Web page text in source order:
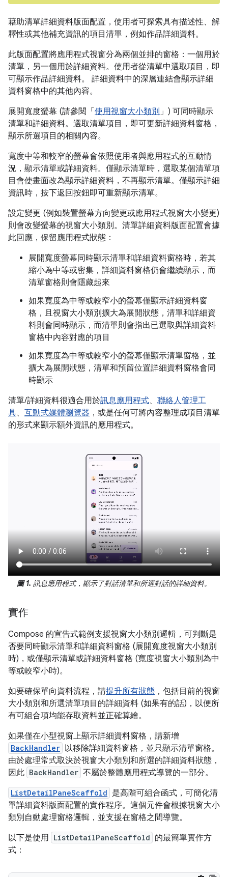
藉助清單詳細資料版面配置，使用者可探索具有描述性、解
釋性或其他補充資訊的項目清單，例如作品詳細資料。
此版面配置將應用程式視窗分為兩個並排的窗格：一個用於
清單，另一個用於詳細資料。使用者從清單中選取項目，即
可顯示作品詳細資料。 詳細資料中的深層連結會顯示詳細
資料窗格中的其他內容。
展開寬度螢幕 (請參閱「使用視窗大小類別 」) 可同時顯示
清單和詳細資料。選取清單項目，即可更新詳細資料窗格，
顯示所選項目的相關內容。
寬度中等和較窄的螢幕會依照使用者與應用程式的互動情
況，顯示清單或詳細資料。僅顯示清單時，選取某個清單項
目會使畫面改為顯示詳細資料，不再顯示清單。僅顯示詳細
資訊時，按下返回按鈕即可重新顯示清單。
設定變更 (例如裝置螢幕方向變更或應用程式視窗大小變更)
則會改變螢幕的視窗大小類別。清單詳細資料版面配置會據
此回應，保留應用程式狀態：
展開寬度螢幕同時顯示清單和詳細資料窗格時，若其
縮小為中等或密集，詳細資料窗格仍會繼續顯示，而
清單窗格則會隱藏起來
如果寬度為中等或較窄小的螢幕僅顯示詳細資料窗
格，且視窗大小類別擴大為展開狀態，清單和詳細資
料則會同時顯示，而清單則會指出已選取與詳細資料
窗格中內容對應的項目
如果寬度為中等或較窄小的螢幕僅顯示清單窗格，並
擴大為展開狀態，清單和預留位置詳細資料窗格會同
時顯示
清單/詳細資料很適合用於訊息應用程式、 聯絡人管理工
具、 互動式媒體瀏覽器 ，或是任何可將內容整理成項目清單
的形式來顯示額外資訊的應用程式。
圖 1. 訊息應用程式，顯示了對話清單和所選對話的詳細資料。
實作
Compose 的宣告式範例支援視窗大小類別邏輯，可判斷是
否要同時顯示清單和詳細資料窗格 (展開寬度視窗大小類別
時)，或僅顯示清單或詳細資料窗格 (寬度視窗大小類別為中
等或較窄小時)。
如要確保單向資料流程，請提升所有狀態 ，包括目前的視窗
大小類別和所選清單項目的詳細資料 (如果有的話)，以便所
有可組合項均能存取資料並正確算繪。
如果僅在小型視窗上顯示詳細資料窗格，請新增
BackHandler 以移除詳細資料窗格，並只顯示清單窗格。
由於處理常式取決於視窗大小類別和所選的詳細資料狀態，
因此 BackHandler 不屬於整體應用程式導覽的一部分。
ListDetailPaneScaffold 是高階可組合函式，可簡化清
單詳細資料版面配置的實作程序。這個元件會根據視窗大小
類別自動處理窗格邏輯，並支援在窗格之間導覽。
以下是使用 ListDetailPaneScaffold 的最簡單實作方
式：